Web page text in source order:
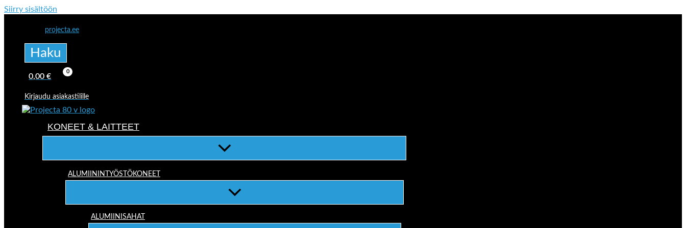
Siirry sisältöön
projecta.ee
Haku
0,00€
Kirjaudu asiakastilille
KONEET & LAITTEET
ALUMIININTYÖSTÖKONEET
ALUMIINISAHAT